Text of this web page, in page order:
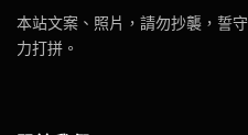
本站文案、照片，請勿抄襲，誓
力打拼。